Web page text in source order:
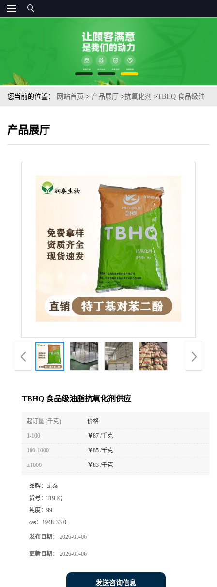
您当前的位置： 网站首页 > 产品展厅 >抗氧化剂 >TBHQ 食品级油
产品展厅
TBHQ 食品级油脂抗氧化剂供应
起订量 (千克) 价格
1-100 ￥87 /千克
100-1000 ￥85 /千克
≥1000 ￥83 /千克
品牌： 凯泰
货号： TBHQ
纯度： 99
cas： 1948-33-0
发布日期： 2026-05-06
更新日期： 2026-05-06
发送咨询信息